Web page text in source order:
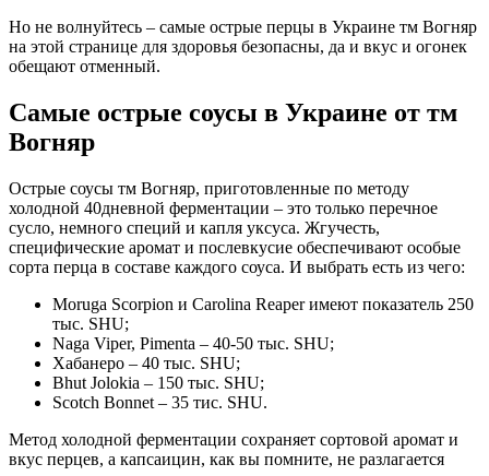
Но не волнуйтесь – самые острые перцы в Украине тм Вогняр
на этой странице для здоровья безопасны, да и вкус и огонек
обещают отменный.
Самые острые соусы в Украине от тм
Вогняр
Острые соусы тм Вогняр, приготовленные по методу
холодной 40дневной ферментации – это только перечное
сусло, немного специй и капля уксуса. Жгучесть,
специфические аромат и послевкусие обеспечивают особые
сорта перца в составе каждого соуса. И выбрать есть из чего:
Moruga Scorpion и Carolina Reaper имеют показатель 250
тыс. SHU;
Naga Viper, Pimenta – 40-50 тыс. SHU;
Хабанеро – 40 тыс. SHU;
Bhut Jolokia – 150 тыс. SHU;
Scotch Bonnet – 35 тис. SHU.
Метод холодной ферментации сохраняет сортовой аромат и
вкус перцев, а капсаицин, как вы помните, не разлагается